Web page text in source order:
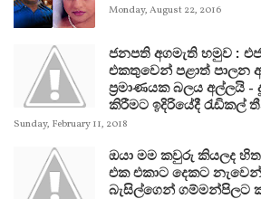
Monday, August 22, 2016
ජනපති අගමැති හමුව :
එකතුවෙන් පළාත් පාලන
ප්‍රමාණයක බලය අල්ලයි
කිරීමට ඉදිරියේදී රැඩිකල්
Sunday, February 11, 2018
ඔයා මම කවුරු කියලද
එක එකාට දෙකට
බැසිල්ගෙන් ගම්මන්පිලට